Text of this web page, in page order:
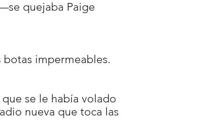
quejaba Paige
impermeables.
se le había volado
nueva que toca las